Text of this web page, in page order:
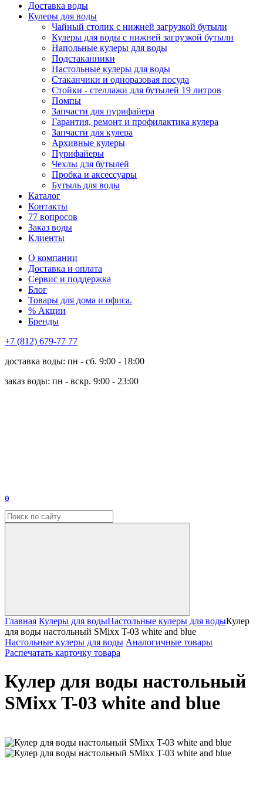
Доставка воды
Кулеры для воды
Чайный столик с нижней загрузкой бутыли
Кулеры для воды с нижней загрузкой бутыли
Напольные кулеры для воды
Подстаканники
Настольные кулеры для воды
Стаканчики и одноразовая посуда
Стойки - стеллажи для бутылей 19 литров
Помпы
Запчасти для пурифайера
Гарантия, ремонт и профилактика кулера
Запчасти для кулера
Архивные кулеры
Пурифайеры
Чехлы для бутылей
Пробка и аксессуары
Бутыль для воды
Каталог
Контакты
77 вопросов
Заказ воды
Клиенты
О компании
Доставка и оплата
Сервис и поддержка
Блог
Товары для дома и офиса.
% Акции
Бренды
+7 (812) 679-77 77
доставка воды: пн - сб. 9:00 - 18:00
заказ воды: пн - вскр. 9:00 - 23:00
0
Главная Кулеры для водыНастольные кулеры для водыКулер
для воды настольный SMixx T-03 white and blue
Настольные кулеры для воды Аналогичные товары
Распечатать карточку товара
Кулер для воды настольный
SMixx T-03 white and blue